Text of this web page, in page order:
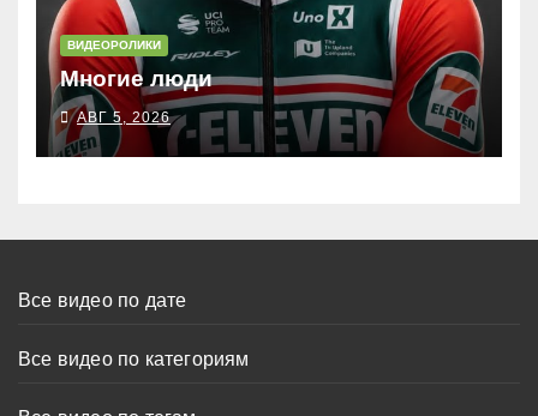
ВИДЕОРОЛИКИ
Многие люди
АВГ 5, 2026
Все видео по дате
Все видео по категориям